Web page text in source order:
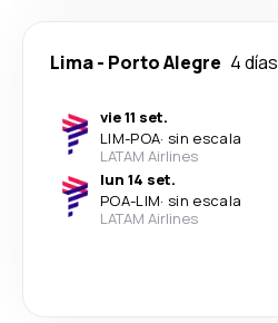
Lima- Porto Alegre 4 días
vie 11 set.
LIM-POA· sin escala
LATAM Airlines
lun 14 set.
POA-LIM· sin escala
LATAM Airlines